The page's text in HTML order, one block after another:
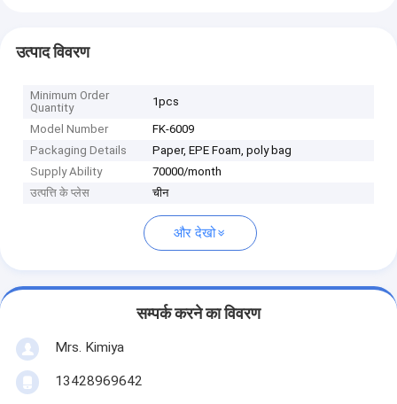
उत्पाद विवरण
Minimum Order
Quantity
1pcs
Model Number
FK-6009
Packaging Details
Paper, EPE Foam, poly bag
Supply Ability
70000/month
उत्पत्ति के प्लेस
चीन
और देखो
सम्पर्क करने का विवरण
Mrs. Kimiya
13428969642